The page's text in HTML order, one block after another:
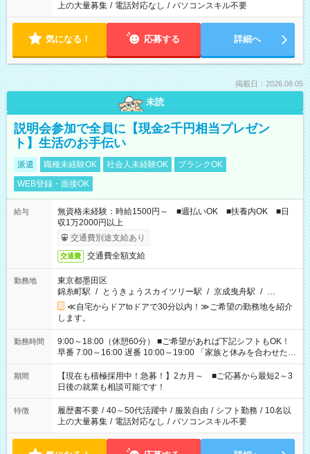
上の大量募集 / 電話対応なし / パソコンスキル不要
気になる！ 応募する 詳細へ
掲載日：2026.08.05
未読
説明会参加で全員に【現金2千円相当プレゼン
ト】生活のお手伝い
派遣 職種未経験OK 社会人未経験OK
ブランクOK
WEB登録・面接OK
給与
無資格未経験：時給1500円～ ■週払いOK ■扶養内OK ■日
収1万2000円以上
交通費別途支給あり
交通費 交通費全額支給
勤務地
東京都墨田区
錦糸町駅 / とうきょうスカイツリー駅 / 京成曳舟駅 / …
≪自宅からドアtoドアで30分以内！≫ご希望の勤務地を紹介
します。
勤務時間
9:00～18:00（休憩60分） ■ご希望があれば下記シフトもOK！
早番 7:00～16:00 遅番 10:00～19:00 「家族と休みを合わせた
い」 「余裕を持って夕飯の準備がしたい」 「できれば残業はし
たくない」 など、ご希望を教えてくださいね。 ※Wワーク希望
の方へ 今ご覧のお仕事で希望する勤務時間と、もう1つのお仕事
の勤務時間。 合計で週40時間を超える場合は応募できません。
期間
【現在も積極採用中！急募！】2カ月～ ■ご応募から最短2～3
日後の就業も相談可能です！
特徴 履歴書不要 / 40～50代活躍中 / 服装自由 / シフト勤務 / 10名以
上の大量募集 / 電話対応なし / パソコンスキル不要